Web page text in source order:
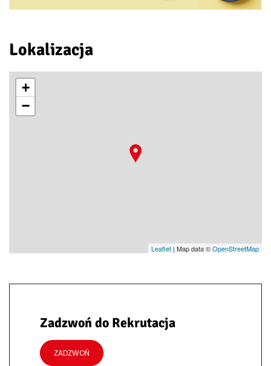
Lokalizacja
+
−
Leaflet | Map data ©OpenStreetMap
Zadzwoń do Rekrutacja
ZADZWOŃ